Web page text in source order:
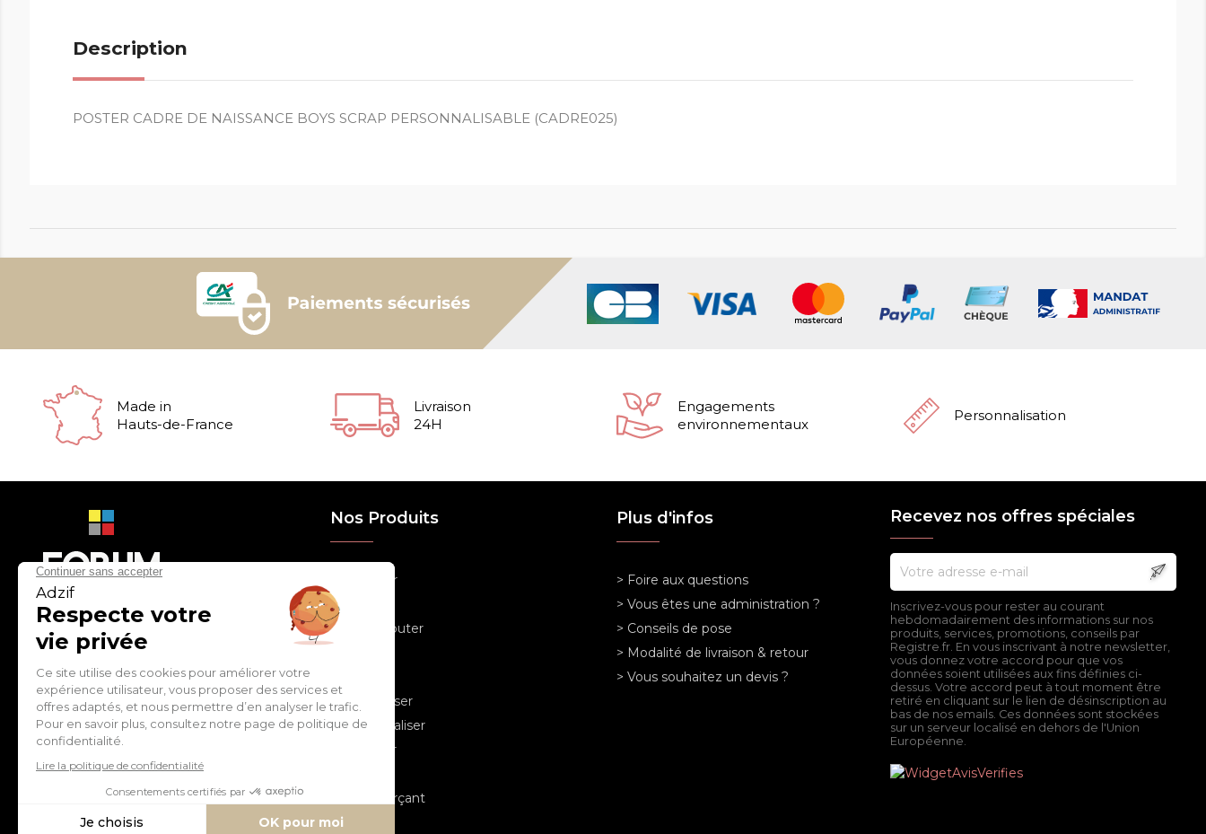
Description
POSTER CADRE DE NAISSANCE BOYS SCRAP PERSONNALISABLE (CADRE025)
Made in
Hauts-de-France
Livraison
24H
Engagements
environnementaux
Personnalisation
contact@adzif.biz
ZI de Cantimpré Avenue de
l'Europe CS60014
59400 CAMBRAI - FRANCE
Tél :03 27 74 97 00
Nos Produits
> Relooker
> Habiller
> Chouchouter
> Customiser
> Personnaliser
> S'inspirer
> Commerçant
Plus d'infos
> Foire aux questions
> Vous êtes une administration ?
> Conseils de pose
> Modalité de livraison & retour
> Vous souhaitez un devis ?
Recevez nos offres spéciales
Inscrivez-vous pour rester au courant
hebdomadairement des informations sur nos
produits, services, promotions, conseils par
Registre.fr. En vous inscrivant à notre newsletter,
vous donnez votre accord pour que vos
données soient utilisées aux fins définies ci-
dessus. Votre accord peut à tout moment être
retiré en cliquant sur le lien de désinscription au
bas de nos emails. Ces données sont stockées
sur un serveur localisé en dehors de l'Union
Européenne.